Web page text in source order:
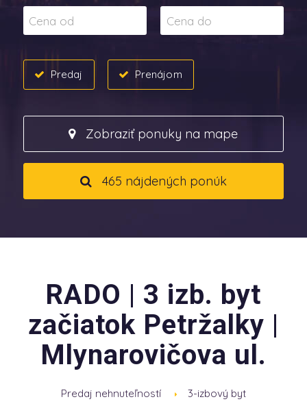
Predaj Prenájom
Zobraziť ponuky na mape
465 nájdených ponúk
RADO | 3 izb. byt
začiatok Petržalky |
Mlynarovičova ul.
Predaj nehnuteľností 3-izbový byt